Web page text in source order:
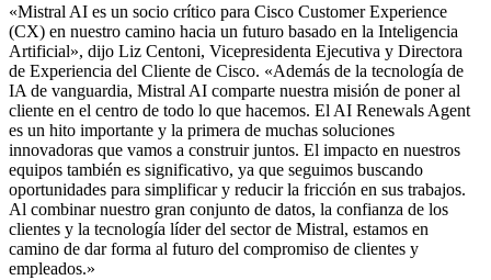
«Mistral AI es un socio crítico para Cisco Customer Experience
(CX) en nuestro camino hacia un futuro basado en la Inteligencia
Artificial», dijo Liz Centoni, Vicepresidenta Ejecutiva y Directora
de Experiencia del Cliente de Cisco. «Además de la tecnología de
IA de vanguardia, Mistral AI comparte nuestra misión de poner al
cliente en el centro de todo lo que hacemos. El AI Renewals Agent
es un hito importante y la primera de muchas soluciones
innovadoras que vamos a construir juntos. El impacto en nuestros
equipos también es significativo, ya que seguimos buscando
oportunidades para simplificar y reducir la fricción en sus trabajos.
Al combinar nuestro gran conjunto de datos, la confianza de los
clientes y la tecnología líder del sector de Mistral, estamos en
camino de dar forma al futuro del compromiso de clientes y
empleados.»